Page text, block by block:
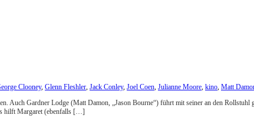
Clooney, Glenn Fleshler, Jack Conley, Joel Coen, Julianne Moore, kino, Matt
Auch Gardner Lodge (Matt Damon, „Jason Bourne“) führt mit seiner an den
hilft Margaret (ebenfalls […]